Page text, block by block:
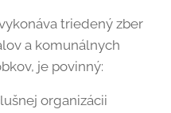
triedený zber
a komunálnych
je povinný:
organizácii